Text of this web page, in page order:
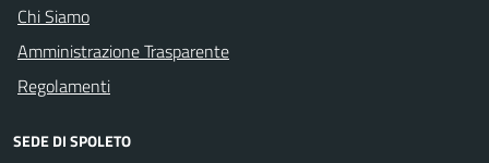
Chi Siamo
Amministrazione Trasparente
Regolamenti
SEDE DI SPOLETO